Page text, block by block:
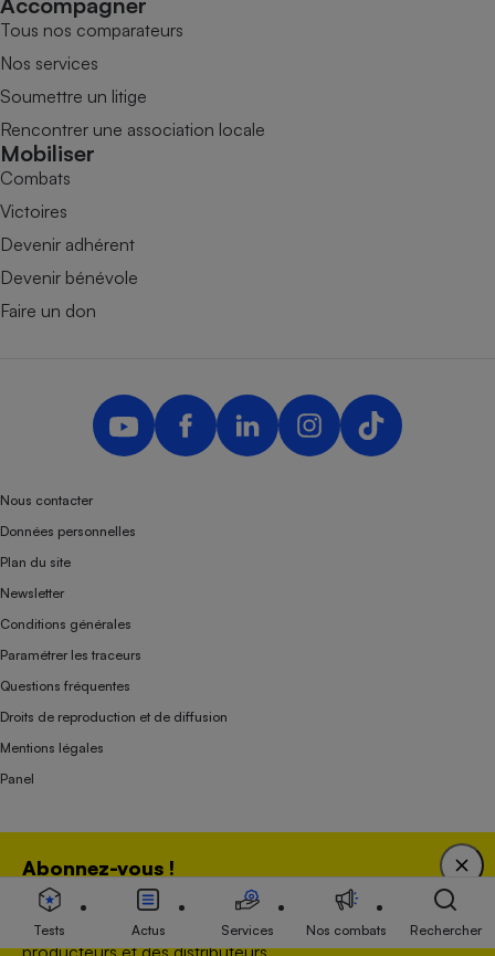
Abonnez-vous !
Bénéficiez d'une expertise unique tout en soutenant
une association 100 % indépendante de l'Etat, des
producteurs et des distributeurs.
Tous nos comparateurs
Nos services
Soumettre un litige
Rencontrer une association locale
Mobiliser
Combats
Victoires
Devenir adhérent
Devenir bénévole
Faire un don
Nous contacter
Données personnelles
Plan du site
Newsletter
Conditions générales
Paramétrer les traceurs
Questions fréquentes
Droits de reproduction et de diffusion
Mentions légales
Panel
Association indépendante de l’État, des syndicats, des producteurs et des
distributeurs depuis 1951.
Tests Actus Services Nos combats Rechercher